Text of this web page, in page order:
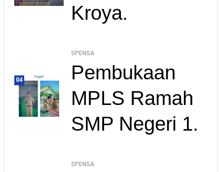
Kroya.
04
SPENSA
Pembukaan
MPLS Ramah
SMP Negeri 1.
SPENSA